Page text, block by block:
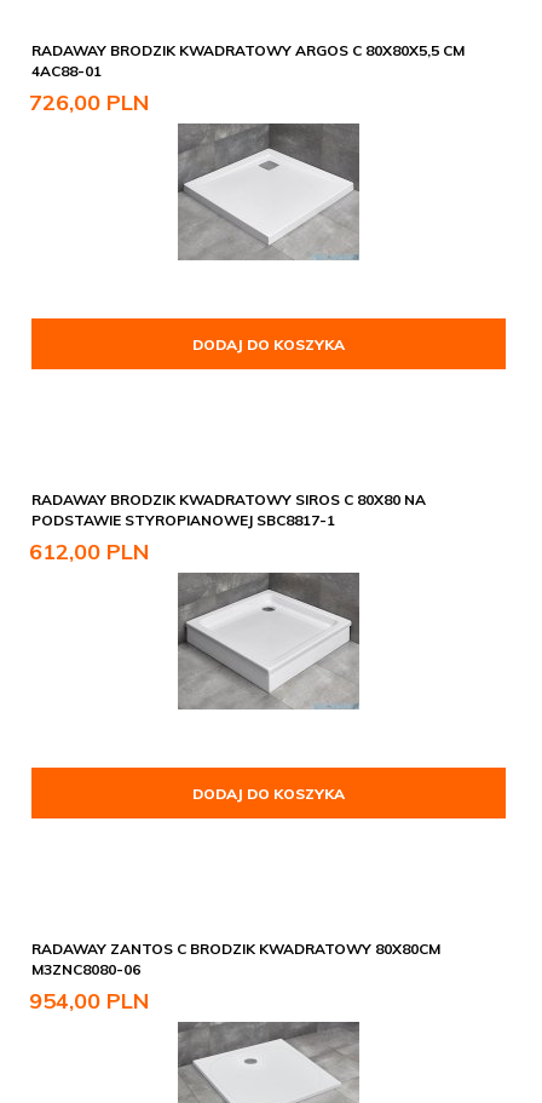
RADAWAY BRODZIK KWADRATOWY ARGOS C 80X80X5,5 CM
4AC88-01
726,00 PLN
DODAJ DO KOSZYKA
RADAWAY BRODZIK KWADRATOWY SIROS C 80X80 NA
PODSTAWIE STYROPIANOWEJ SBC8817-1
612,00 PLN
DODAJ DO KOSZYKA
RADAWAY ZANTOS C BRODZIK KWADRATOWY 80X80CM
M3ZNC8080-06
954,00 PLN